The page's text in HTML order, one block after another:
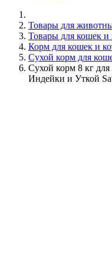
Товары для
Товары для кошек и
Корм для кошек и
Сухой корм для
Сухой корм 8 кг
Индейки и Уткой